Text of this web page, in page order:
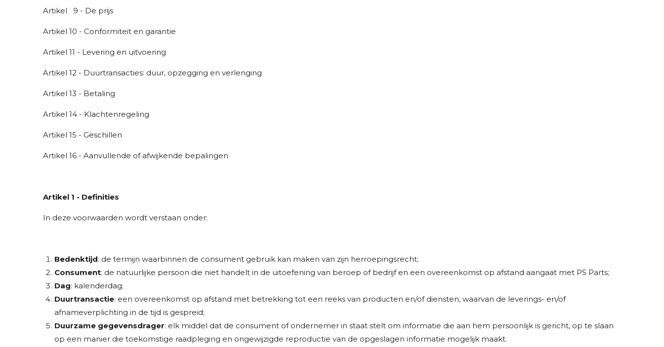
Artikel 9 - De prijs
Artikel 10 - Conformiteit en garantie
Artikel 11 - Levering en uitvoering
Artikel 12 - Duurtransacties: duur, opzegging en verlenging
Artikel 13 - Betaling
Artikel 14 - Klachtenregeling
Artikel 15 - Geschillen
Artikel 16 - Aanvullende of afwijkende bepalingen
Artikel 1 - Definities
In deze voorwaarden wordt verstaan onder:
Bedenktijd: de termijn waarbinnen de consument gebruik kan maken van zijn herroepingsrecht;
Consument: de natuurlijke persoon die niet handelt in de uitoefening van beroep of bedrijf en een overeenkomst op afstand aangaat met PS Parts;
Dag: kalenderdag;
Duurtransactie: een overeenkomst op afstand met betrekking tot een reeks van producten en/of diensten, waarvan de leverings- en/of
afnameverplichting in de tijd is gespreid;
Duurzame gegevensdrager: elk middel dat de consument of ondernemer in staat stelt om informatie die aan hem persoonlijk is gericht, op te slaan
op een manier die toekomstige raadpleging en ongewijzigde reproductie van de opgeslagen informatie mogelijk maakt.